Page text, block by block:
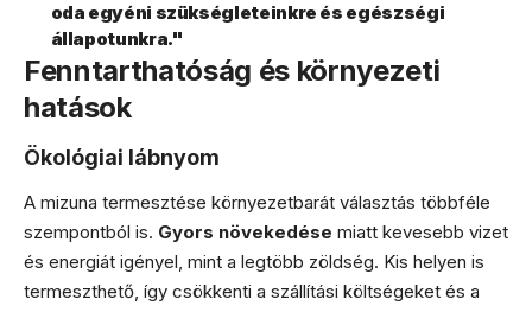
oda egyéni szükségleteinkre és egészségi
állapotunkra."
Fenntarthatóság és környezeti
hatások
Ökológiai lábnyom
A mizuna termesztése környezetbarát választás többféle
szempontból is. Gyors növekedése miatt kevesebb vizet
és energiát igényel, mint a legtöbb zöldség. Kis helyen is
termeszthető, így csökkenti a szállítási költségeket és a